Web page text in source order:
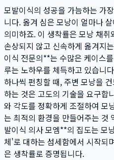
모발이식의 성공을 가늠하는 가
니다. 옮겨 심은 모낭이 얼마나
의미하죠. 이 생착률은 모낭 채
손상되지 않고 신속하게 옮겨지
이식 전문의**는 수많은 케이스
루는 노하우를 체득하고 있습니
하나씩 펀칭할 때, 주변 모낭을
하는 것은 고도의 기술을 요구합
와 각도를 정확하게 조절하여 모
는 최적의 환경을 만들어주는 것
발이식 의사 모엠**의 집도는 모
체'로 대하는 섬세함에서 시작되
은 생착률로 증명됩니다.